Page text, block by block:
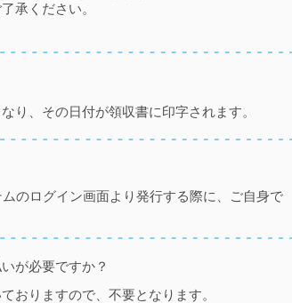
承ください。
り、その日付が領収書に印字されます。
のログイン画面より発行する際に、ご自身で
が必要ですか？
おりますので、不要となります。